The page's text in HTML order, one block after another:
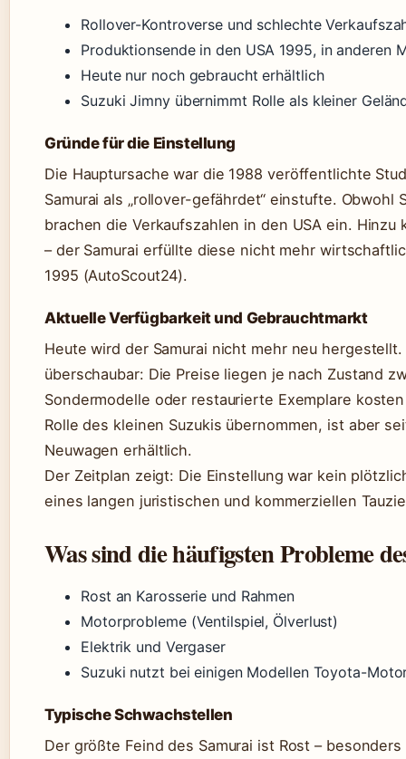
Rollover-Kontroverse und schlechte
Produktionsende in den USA 1995, in anderen
Heute nur noch gebraucht erhältlich
Suzuki Jimny übernimmt Rolle als kleiner
Gründe für die Einstellung
Die Hauptursache war die 1988 veröffentlichte
Samurai als „rollover-gefährdet“ einstufte.
brachen die Verkaufszahlen in den USA ein.
– der Samurai erfüllte diese nicht mehr
1995 (AutoScout24).
Aktuelle Verfügbarkeit und Gebrauchtmarkt
Heute wird der Samurai nicht mehr neu
überschaubar: Die Preise liegen je nach Zustand
Sondermodelle oder restaurierte Exemplare
Rolle des kleinen Suzukis übernommen, ist aber
Neuwagen erhältlich.
Der Zeitplan zeigt: Die Einstellung war kein
eines langen juristischen und kommerziellen
Was sind die häufigsten Probleme
Rost an Karosserie und Rahmen
Motorprobleme (Ventilspiel, Ölverlust)
Elektrik und Vergaser
Suzuki nutzt bei einigen Modellen Toyota-
Typische Schwachstellen
Der größte Feind des Samurai ist Rost –